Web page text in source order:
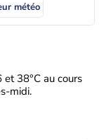
météo
38°C au cours
midi.